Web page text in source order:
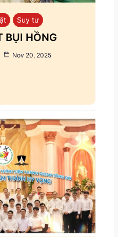
Suy tư
BỤI HỒNG
Nov 20, 2025